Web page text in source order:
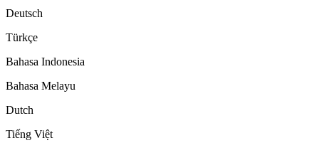
Deutsch
Türkçe
Bahasa Indonesia
Bahasa Melayu
Dutch
Tiếng Việt